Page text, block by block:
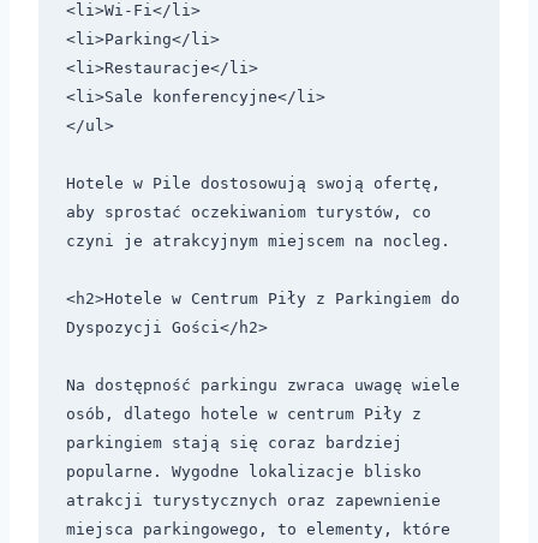
<li>Wi-Fi</li>
<li>Parking</li>
<li>Restauracje</li>
<li>Sale konferencyjne</li>
</ul>
Hotele w Pile dostosowują swoją ofertę,
aby sprostać oczekiwaniom turystów, co
czyni je atrakcyjnym miejscem na nocleg.
<h2>Hotele w Centrum Piły z Parkingiem do
Dyspozycji Gości</h2>
Na dostępność parkingu zwraca uwagę wiele
osób, dlatego hotele w centrum Piły z
parkingiem stają się coraz bardziej
popularne. Wygodne lokalizacje blisko
atrakcji turystycznych oraz zapewnienie
miejsca parkingowego, to elementy, które